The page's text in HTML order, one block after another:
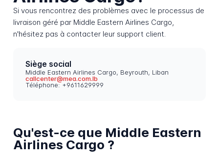
Si vous rencontrez des problèmes avec le processus de
livraison géré par Middle Eastern Airlines Cargo,
n'hésitez pas à contacter leur support client.
Siège social
Middle Eastern Airlines Cargo, Beyrouth, Liban
callcenter@mea.com.lb
Téléphone: +9611629999
Qu'est-ce que Middle Eastern
Airlines Cargo ?